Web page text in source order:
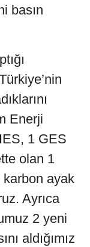
basın
Enerji
1 GES
olan 1
karbon ayak
Ayrıca
2 yeni
aldığımız